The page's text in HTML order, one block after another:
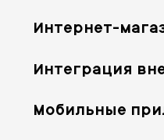
Интернет-
Интеграция
Мобильные